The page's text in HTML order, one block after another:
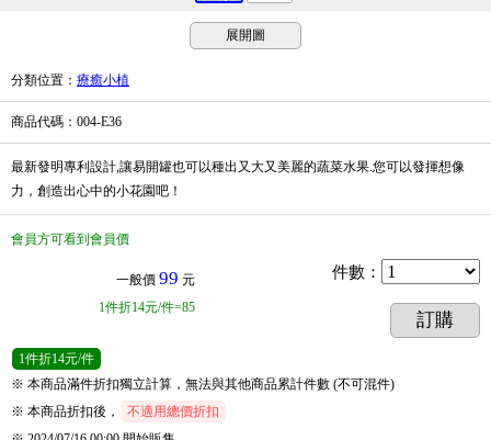
展開圖
分類位置 ： 療癒小植
商品代碼 ：004-E36
最新發明專利設計,讓易開罐也可以種出又大又美麗的蔬菜水果.您可以發揮想像
力，創造出心中的小花園吧！
會員方可看到會員價
一般價 99 元
1件折14元/件=85
件數 ：
訂購
1件折14元/件
※ 本商品滿件折扣獨立計算，無法與其他商品累計件數 (不可混件)
※ 本商品折扣後，
不適用總價折扣